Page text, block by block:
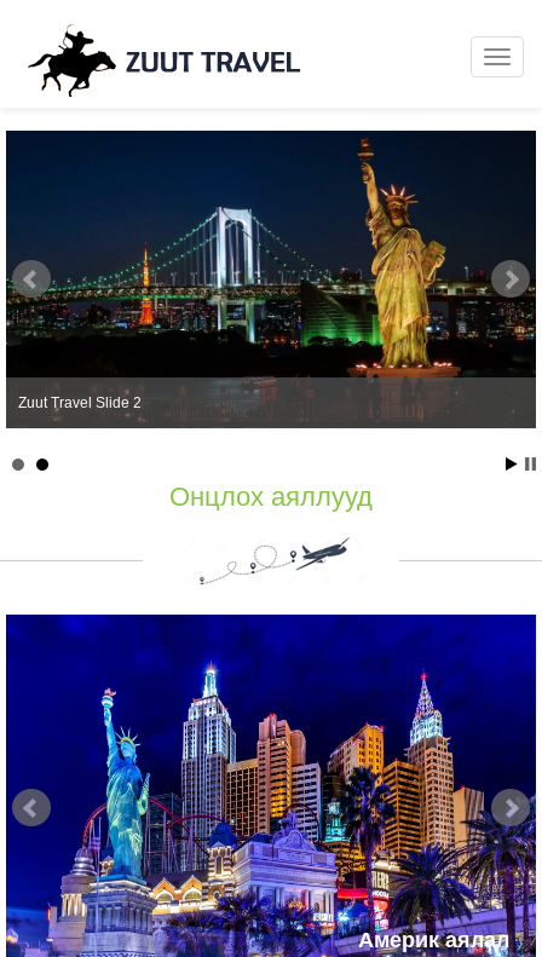
Zuut Travel Slide 2
Онцлох аяллууд
Америк аялал